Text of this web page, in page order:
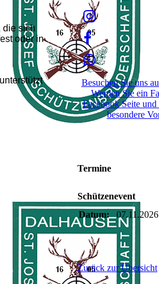
die sich
oder in
Besuchen Sie uns
Werden Sie ein
Facebook Seite und
besondere
Termine
Schützenevent
Datum:
07.11.2026
Zurück zur Übersicht